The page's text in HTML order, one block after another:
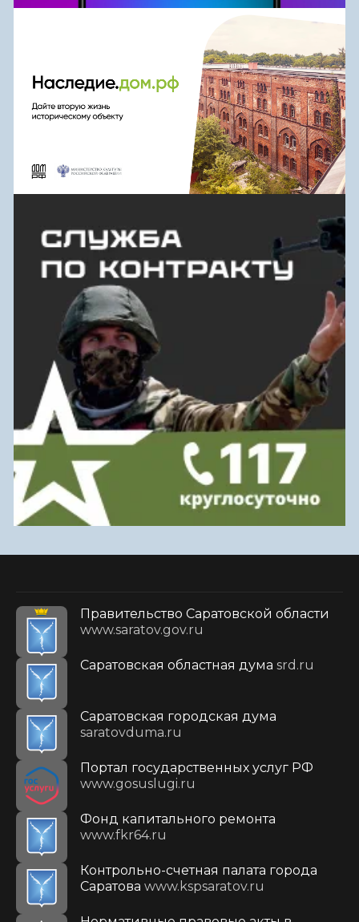
Правительство Саратовской области
www.saratov.gov.ru
Саратовская областная дума srd.ru
Саратовская городская дума
saratovduma.ru
Портал государственных услуг РФ
www.gosuslugi.ru
Фонд капитального ремонта
www.fkr64.ru
Контрольно-счетная палата города
Саратова www.kspsaratov.ru